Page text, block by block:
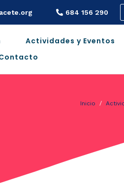
684 156 290
Actividades y Eventos
Inicio